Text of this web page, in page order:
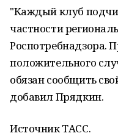
"Каждый клуб
частности
Роспотребнадзора.
положительного
обязан сообщить
добавил Прядкин.
Источник ТАСС.